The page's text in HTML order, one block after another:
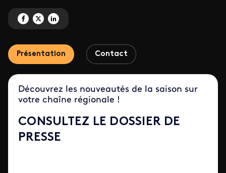
Partagez 'France 3 Normandie fait sa rentrée !' sur Facebook
Partagez 'France 3 Normandie fait sa rentrée !' sur X
Partagez 'France 3 Normandie fait sa rentrée !' sur LinkedIn
Présentation Contact
Découvrez les nouveautés de la saison sur
votre chaîne régionale !
CONSULTEZ LE DOSSIER DE
PRESSE